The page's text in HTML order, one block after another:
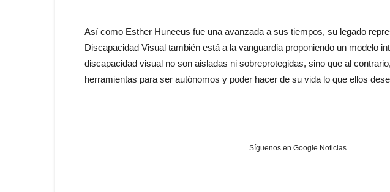
Así como Esther Huneeus fue una avanzada a sus tiempos, su legado
Discapacidad Visual también está a la vanguardia proponiendo un modelo
discapacidad visual no son aisladas ni sobreprotegidas, sino que al
herramientas para ser autónomos y poder hacer de su vida lo que ellos
Síguenos en Google Noticias